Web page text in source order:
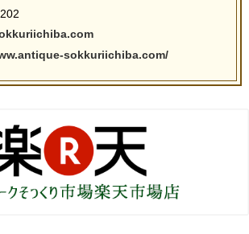
sokkuriichiba.com/